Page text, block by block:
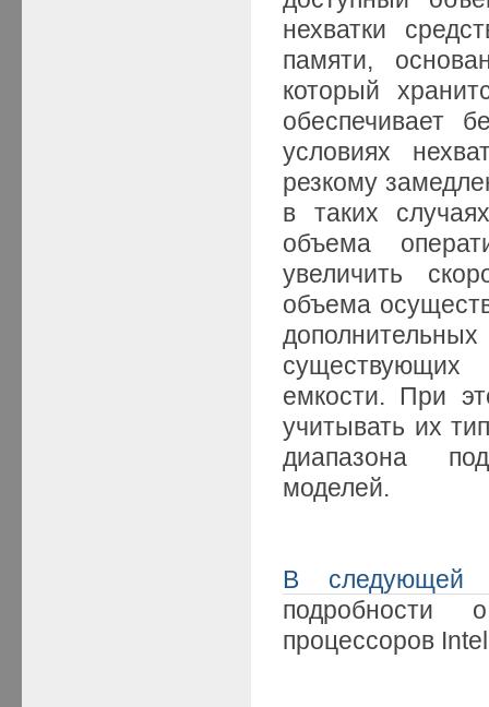
нехватки
памяти,
который
обеспечивает
условиях
резкому
в таких
объема
увеличить
объема
емкости. При
учитывать их
диапазона
моделей.
В следующей
подробности
процессоров